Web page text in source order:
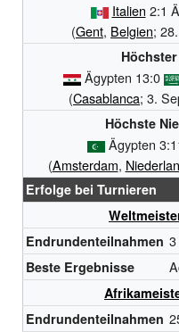
Italien 2:1
(Gent, Belgien;
Ägypten 13:0
(Casablanca; 3.
Höchste
Ägypten
(Amsterdam,
Erfolge bei Turnieren
Endrundenteilnahmen
Beste Ergebnisse
Endrundenteilnahmen